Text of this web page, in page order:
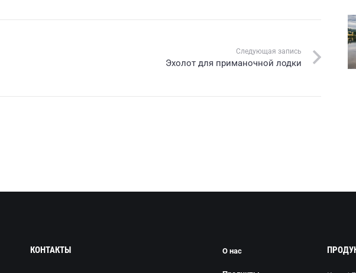
Следующая запись
Эхолот для приманочной лодки
КОНТАКТЫ О нас